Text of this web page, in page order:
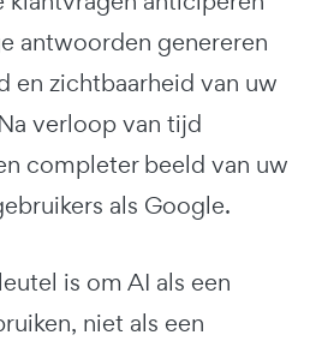
antwoorden genereren
en zichtbaarheid van uw
verloop van tijd
completer beeld van uw
als Google.
is om AI als een
niet als een